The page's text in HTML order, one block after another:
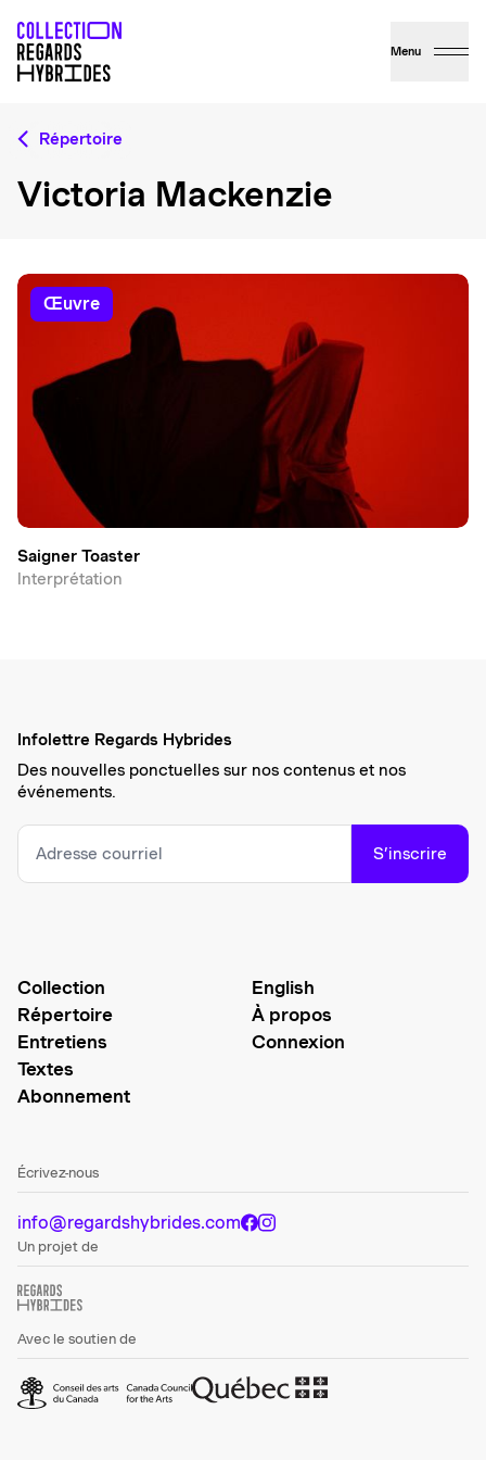
Menu
Répertoire
Victoria Mackenzie
œuvre
Saigner Toaster
Interprétation
Infolettre Regards Hybrides
Des nouvelles ponctuelles sur nos contenus et nos
événements.
S’inscrire
Collection
Répertoire
Entretiens
Textes
Abonnement
English
À propos
Connexion
Écrivez-nous
info@regardshybrides.com
Un projet de
Avec le soutien de